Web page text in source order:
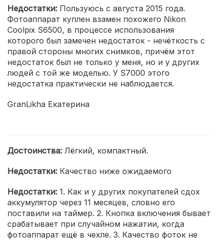
Недостатки: Пользуюсь с августа 2015 года.
Фотоаппарат куплен взамен похожего Nikon
Coolpix S6500, в процессе использования
которого был замечен недостаток - нечёткость с
правой стороны многих снимков, причём этот
недостаток был не только у меня, но и у других
людей с той же моделью. У S7000 этого
недостатка практически не наблюдается.
GranLikha Екатерина
Достоинства: Лёгкий, компактный.
Недостатки: Качество ниже ожидаемого
Недостатки: 1. Как и у других покупателей сдох
аккумулятор через 11 месяцев, словно его
поставили на таймер. 2. Кнопка включения бывает
срабатывает при случайном нажатии, когда
фотоаппарат ещё в чехле. 3. Качество фоток не